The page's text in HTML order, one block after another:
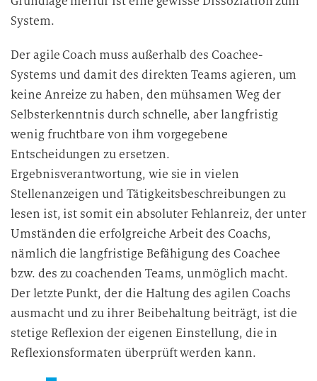
System.
Der agile Coach muss außerhalb des Coachee-
Systems und damit des direkten Teams agieren, um
keine Anreize zu haben, den mühsamen Weg der
Selbsterkenntnis durch schnelle, aber langfristig
wenig fruchtbare von ihm vorgegebene
Entscheidungen zu ersetzen.
Ergebnisverantwortung, wie sie in vielen
Stellenanzeigen und Tätigkeitsbeschreibungen zu
lesen ist, ist somit ein absoluter Fehlanreiz, der unter
Umständen die erfolgreiche Arbeit des Coachs,
nämlich die langfristige Befähigung des Coachee
bzw. des zu coachenden Teams, unmöglich macht.
Der letzte Punkt, der die Haltung des agilen Coachs
ausmacht und zu ihrer Beibehaltung beiträgt, ist die
stetige Reflexion der eigenen Einstellung, die in
Reflexionsformaten überprüft werden kann.